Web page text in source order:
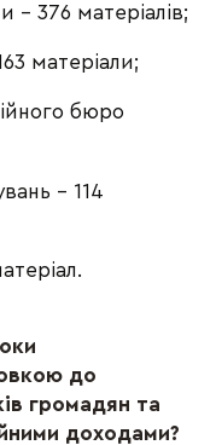
– 376 матеріалів;
матеріали;
бюро
– 114
до
громадян та
доходами?